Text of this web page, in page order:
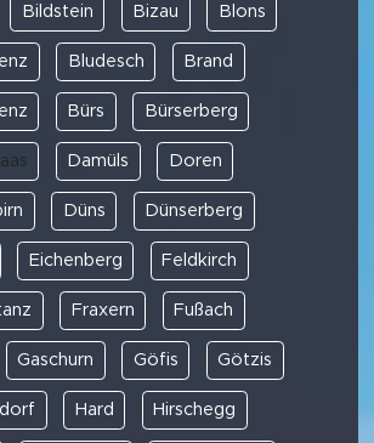
Bildstein Bizau Blons
Bludesch Brand
Bürs Bürserberg
Damüls Doren
Düns Dünserberg
Eichenberg Feldkirch
Fraxern Fußach
Gaschurn Göfis Götzis
Hard Hirschegg